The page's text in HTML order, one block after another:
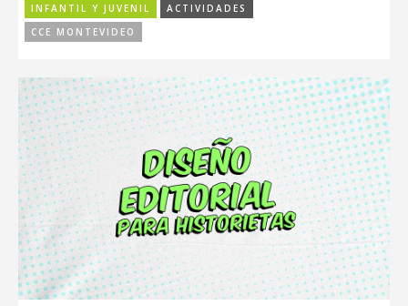
INFANTIL Y JUVENIL
ACTIVIDADES
CCE MONTEVIDEO